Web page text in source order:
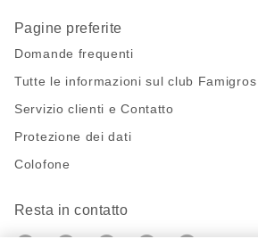
Pagine preferite
Domande frequenti
Tutte le informazioni sul club Famigros
Servizio clienti e Contatto
Protezione dei dati
Colofone
Resta in contatto